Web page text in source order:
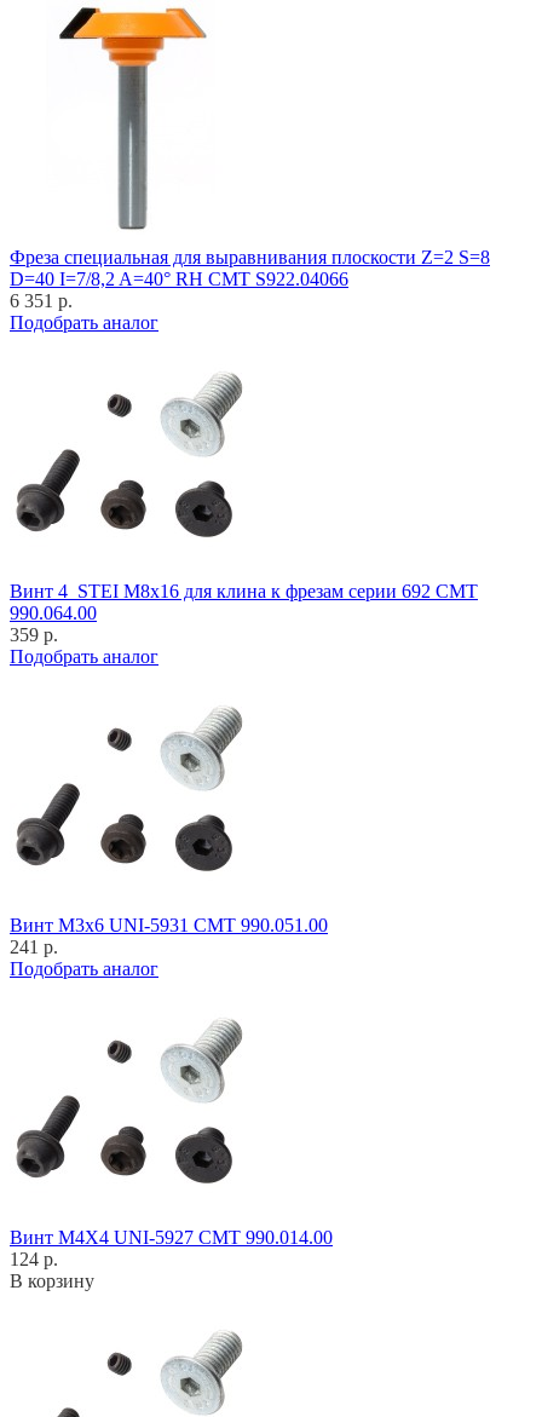
Фреза специальная для выравнивания плоскости Z=2 S=8
D=40 I=7/8,2 A=40° RH CMT S922.04066
6 351 р.
Подобрать аналог
Винт 4_STEI M8x16 для клина к фрезам серии 692 CMT
990.064.00
359 р.
Подобрать аналог
Винт M3x6 UNI-5931 CMT 990.051.00
241 р.
Подобрать аналог
Винт M4X4 UNI-5927 CMT 990.014.00
124 р.
В корзину